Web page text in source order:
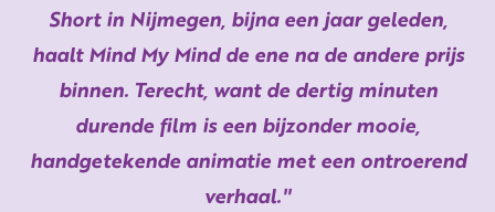
Short in Nijmegen, bijna een jaar geleden,
haalt Mind My Mind de ene na de andere prijs
binnen. Terecht, want de dertig minuten
durende film is een bijzonder mooie,
handgetekende animatie met een ontroerend
verhaal.